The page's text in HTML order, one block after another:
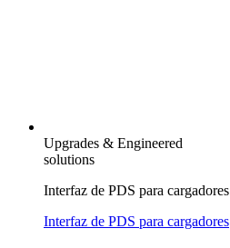
Upgrades & Engineered
solutions
Interfaz de PDS para cargadores
Interfaz de PDS para cargadores